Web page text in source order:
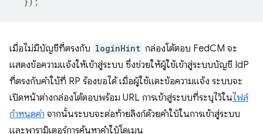
เมื่อไม่มีบัญชีที่ตรงกับ loginHint กล่องโต้ตอบ FedCM จะ
แสดงข้อความแจ้งให้เข้าสู่ระบบ ซึ่งช่วยให้ผู้ใช้เข้าสู่ระบบบัญชี IdP
ที่ตรงกับคำใบ้ที่ RP ร้องขอได้ เมื่อผู้ใช้แตะข้อความแจ้ง ระบบจะ
เปิดหน้าต่างกล่องโต้ตอบพร้อม URL การเข้าสู่ระบบที่ระบุไว้ในไฟล์
กำหนดค่า จากนั้นระบบจะต่อท้ายลิงก์ด้วยคำใบ้ในการเข้าสู่ระบบ
และพารามิเตอร์การค้นหาคำใบ้โดเมน